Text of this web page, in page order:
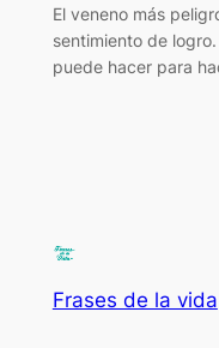
El veneno más
sentimiento de
puede hacer para
Frases de la vida